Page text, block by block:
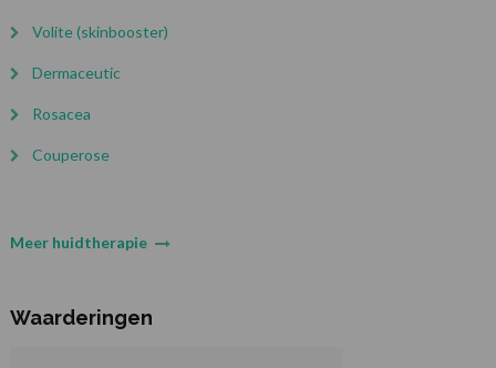
Volite (skinbooster)
Dermaceutic
Rosacea
Couperose
Meer huidtherapie
Waarderingen